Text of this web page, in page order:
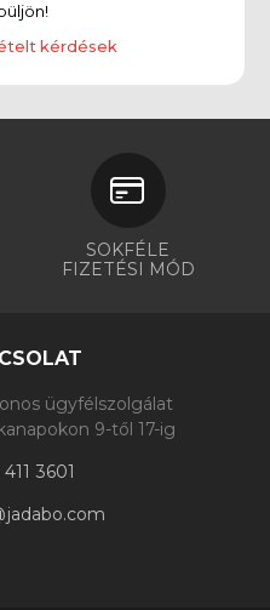
kérdések
SOKFÉLE
FIZETÉSI MÓD
ügyfélszolgálat
9-től 17-ig
3601